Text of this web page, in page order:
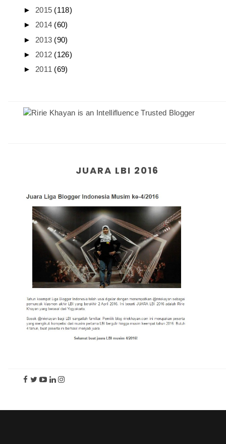
► 2015 (118)
► 2014 (60)
► 2013 (90)
► 2012 (126)
► 2011 (69)
JUARA LBI 2016